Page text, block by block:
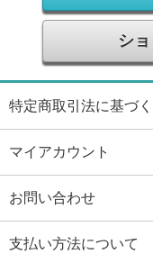
シ
特定商取引法に基づ
マイアカウント
お問い合わせ
支払い方法について